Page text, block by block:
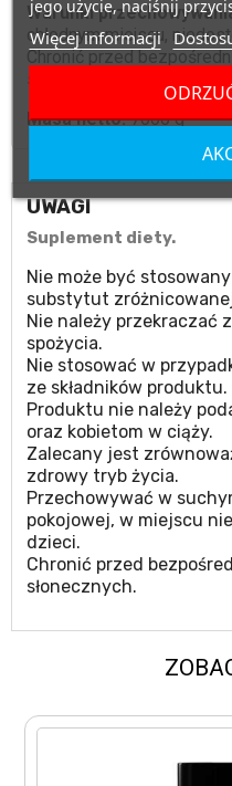
Warunki
chłodnym miejscu,
Chronić przed
Masa netto:7000 g
UWAGI
Suplement diety.
Nie może być
substytut
Nie należy przekraczać
spożycia.
Nie stosować w
ze składników produktu.
Produktu nie należy
oraz kobietom w ciąży.
Zalecany jest
zdrowy tryb życia.
Przechowywać w
pokojowej, w miejscu
dzieci.
Chronić przed
słonecznych.
jego użycie, naciśnij
Więcej informacji